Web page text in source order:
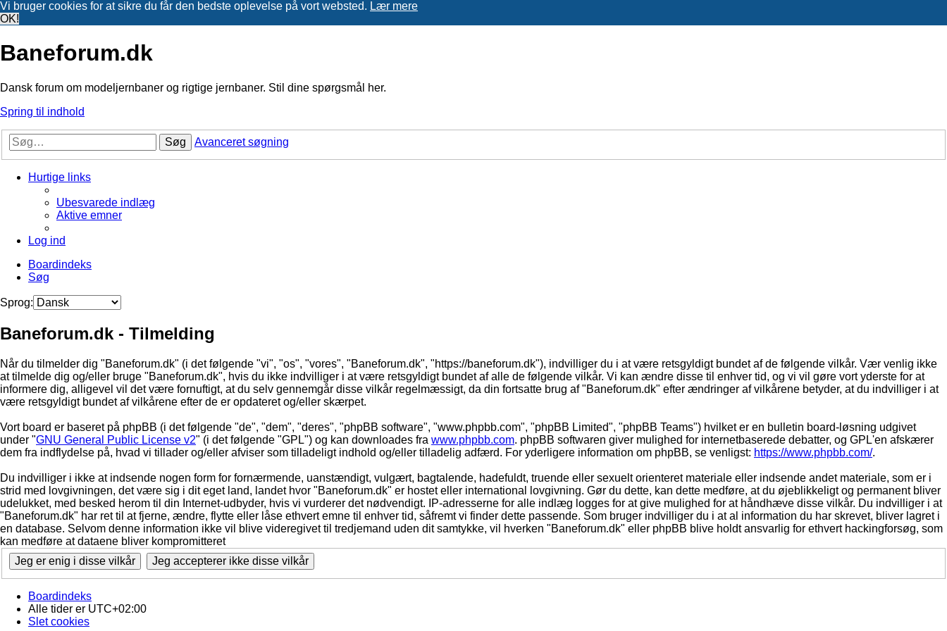
Vi bruger cookies for at sikre du får den bedste oplevelse på vort websted. Lær mere
OK!
Baneforum.dk
Dansk forum om modeljernbaner og rigtige jernbaner. Stil dine spørgsmål her.
Spring til indhold
Søg Avanceret søgning
Hurtige links
Ubesvarede indlæg
Aktive emner
Log ind
Boardindeks
Søg
Sprog:
Baneforum.dk - Tilmelding
Når du tilmelder dig "Baneforum.dk" (i det følgende "vi", "os", "vores", "Baneforum.dk", "https://baneforum.dk"), indvilliger du i at være retsgyldigt bundet af de følgende vilkår. Vær venlig ikke
at tilmelde dig og/eller bruge "Baneforum.dk", hvis du ikke indvilliger i at være retsgyldigt bundet af alle de følgende vilkår. Vi kan ændre disse til enhver tid, og vi vil gøre vort yderste for at
informere dig, alligevel vil det være fornuftigt, at du selv gennemgår disse vilkår regelmæssigt, da din fortsatte brug af "Baneforum.dk" efter ændringer af vilkårene betyder, at du indvilliger i at
være retsgyldigt bundet af vilkårene efter de er opdateret og/eller skærpet.
Vort board er baseret på phpBB (i det følgende "de", "dem", "deres", "phpBB software", "www.phpbb.com", "phpBB Limited", "phpBB Teams") hvilket er en bulletin board-løsning udgivet
under "GNU General Public License v2" (i det følgende "GPL") og kan downloades fra www.phpbb.com. phpBB softwaren giver mulighed for internetbaserede debatter, og GPL'en afskærer
dem fra indflydelse på, hvad vi tillader og/eller afviser som tilladeligt indhold og/eller tilladelig adfærd. For yderligere information om phpBB, se venligst: https://www.phpbb.com/.
Du indvilliger i ikke at indsende nogen form for fornærmende, uanstændigt, vulgært, bagtalende, hadefuldt, truende eller sexuelt orienteret materiale eller indsende andet materiale, som er i
strid med lovgivningen, det være sig i dit eget land, landet hvor "Baneforum.dk" er hostet eller international lovgivning. Gør du dette, kan dette medføre, at du øjeblikkeligt og permanent bliver
udelukket, med besked herom til din Internet-udbyder, hvis vi vurderer det nødvendigt. IP-adresserne for alle indlæg logges for at give mulighed for at håndhæve disse vilkår. Du indvilliger i at
"Baneforum.dk" har ret til at fjerne, ændre, flytte eller låse ethvert emne til enhver tid, såfremt vi finder dette passende. Som bruger indvilliger du i at al information du har skrevet, bliver lagret i
en database. Selvom denne information ikke vil blive videregivet til tredjemand uden dit samtykke, vil hverken "Baneforum.dk" eller phpBB blive holdt ansvarlig for ethvert hackingforsøg, som
kan medføre at dataene bliver kompromitteret
Boardindeks
Alle tider er UTC+02:00
Slet cookies